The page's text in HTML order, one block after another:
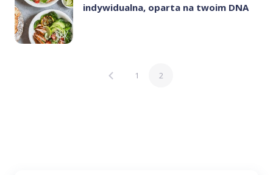
indywidualna, oparta na twoim DNA
1 2